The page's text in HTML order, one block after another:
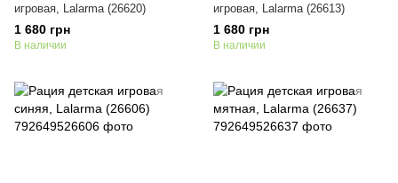
игровая, Lalarma (26620)
1 680 грн
В наличии
игровая, Lalarma (26613)
1 680 грн
В наличии